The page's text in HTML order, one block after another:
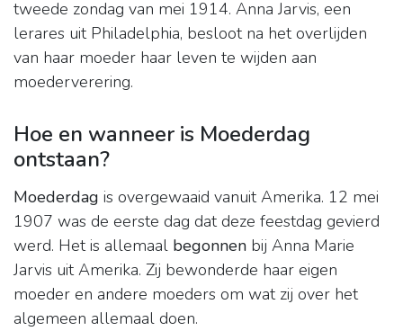
tweede zondag van mei 1914. Anna Jarvis, een
lerares uit Philadelphia, besloot na het overlijden
van haar moeder haar leven te wijden aan
moederverering.
Hoe en wanneer is Moederdag
ontstaan?
Moederdag is overgewaaid vanuit Amerika. 12 mei
1907 was de eerste dag dat deze feestdag gevierd
werd. Het is allemaal begonnen bij Anna Marie
Jarvis uit Amerika. Zij bewonderde haar eigen
moeder en andere moeders om wat zij over het
algemeen allemaal doen.